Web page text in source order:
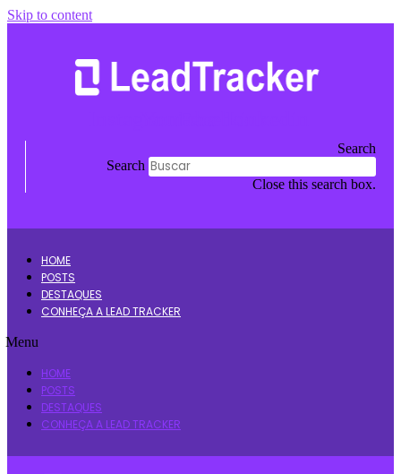
Skip to content
Search
Search
Close this search box.
HOME
POSTS
DESTAQUES
CONHEÇA A LEAD TRACKER
Menu
HOME
POSTS
DESTAQUES
CONHEÇA A LEAD TRACKER